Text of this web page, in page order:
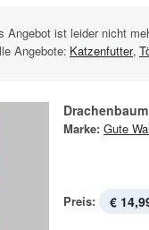
Angebot ist leider nicht
Angebote: Katzenfutter,
Marke: Gute
Preis: €